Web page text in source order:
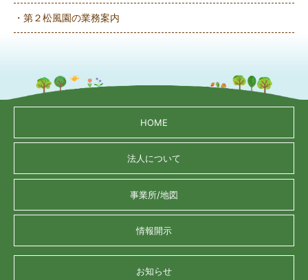
・第２松風園の業務案内
HOME
法人について
事業所/地図
情報開示
お知らせ